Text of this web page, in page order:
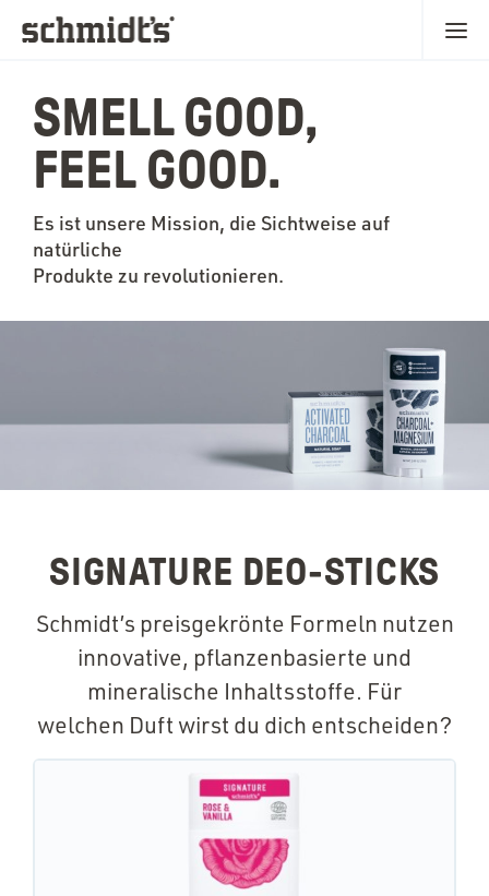
SMELL GOOD,
FEEL GOOD.
Es ist unsere Mission, die Sichtweise auf
natürliche
Produkte zu revolutionieren.
SIGNATURE DEO-STICKS
Schmidt’s preisgekrönte Formeln nutzen
innovative, pflanzenbasierte und
mineralische Inhaltsstoffe. Für
welchen Duft wirst du dich entscheiden?